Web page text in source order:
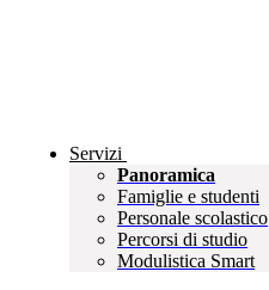
Servizi
Panoramica
Famiglie e studenti
Personale scolastico
Percorsi di studio
Modulistica Smart